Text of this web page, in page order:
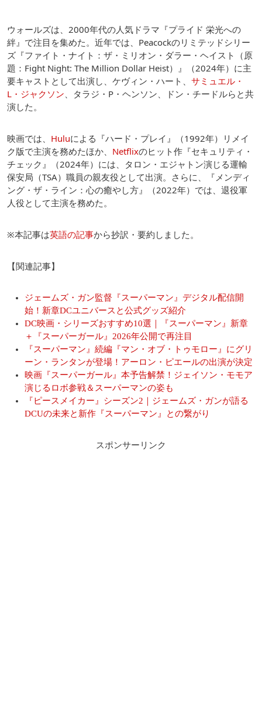
ウォールズは、2000年代の人気ドラマ『プライド 栄光への
絆』で注目を集めた。近年では、Peacockのリミテッドシリー
ズ『ファイト・ナイト：ザ・ミリオン・ダラー・ヘイスト（原
題：Fight Night: The Million Dollar Heist）』（2024年）に主
要キャストとして出演し、ケヴィン・ハート、 サミュエル・
L・ジャクソン 、タラジ・P・ヘンソン、ドン・チードルらと共
演した。
映画では、 Huluによる『ハード・プレイ』（1992年）リメイ
ク版で主演を務めたほか、 Netflixのヒット作『セキュリティ・
チェック』（2024年）には、タロン・エジャトン演じる運輸
保安局（TSA）職員の親友役として出演。さらに、『メンディ
ング・ザ・ライン：心の癒やし方』（2022年）では、退役軍
人役として主演を務めた。
※本記事は英語の記事から抄訳・要約しました。
【関連記事】
ジェームズ・ガン監督『スーパーマン』デジタル配信開
始！新章DCユニバースと公式グッズ紹介
DC映画・シリーズおすすめ10選｜『スーパーマン』新章
＋『スーパーガール』2026年公開で再注目
『スーパーマン』続編『マン・オブ・トゥモロー』にグリ
ーン・ランタンが登場！アーロン・ピエールの出演が決定
映画『スーパーガール』本予告解禁！ジェイソン・モモア
演じるロボ参戦＆スーパーマンの姿も
『ピースメイカー』シーズン2｜ジェームズ・ガンが語る
DCUの未来と新作『スーパーマン』との繋がり
スポンサーリンク